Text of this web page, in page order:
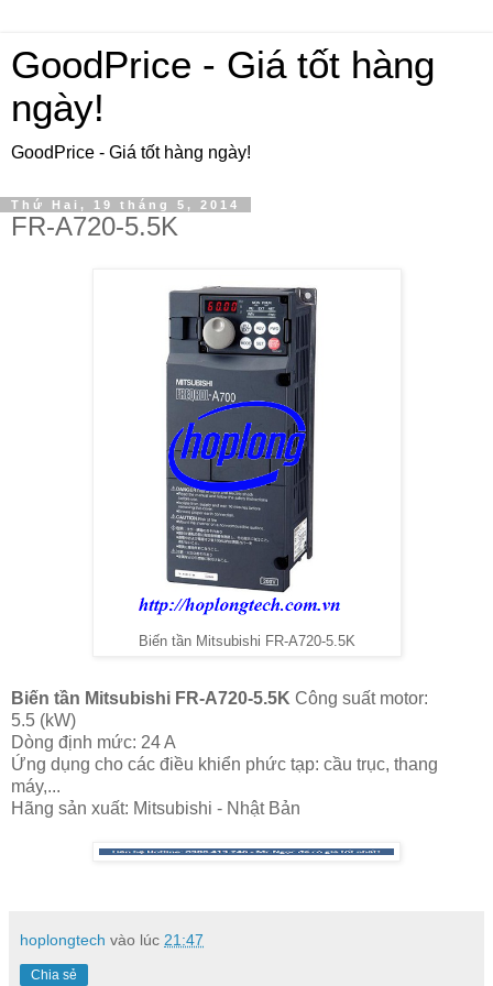
GoodPrice - Giá tốt hàng
ngày!
GoodPrice - Giá tốt hàng ngày!
Thứ Hai, 19 tháng 5, 2014
FR-A720-5.5K
Biến tần Mitsubishi FR-A720-5.5K
Biến tần Mitsubishi FR-A720-5.5K Công suất motor:
5.5 (kW)
Dòng định mức: 24 A
Ứng dụng cho các điều khiển phức tạp: cầu trục, thang
máy,...
Hãng sản xuất: Mitsubishi - Nhật Bản
hoplongtech vào lúc 21:47
Chia sẻ